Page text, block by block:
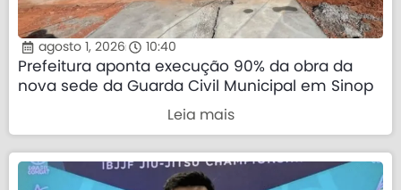
agosto 1, 2026 10:40
Prefeitura aponta execução 90% da obra da
nova sede da Guarda Civil Municipal em Sinop
Leia mais